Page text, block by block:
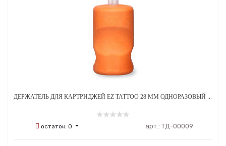
ДЕРЖАТЕЛЬ ДЛЯ КАРТРИДЖЕЙ EZ TATTOO 28 ММ ОДНОРАЗОВЫЙ СТЕРИЛЬНЫЙ ОРАНЖЕВЫЙ
остаток: 0 арт.: ТД-00009